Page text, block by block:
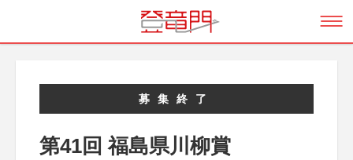
募集終了
第41回 福島県川柳賞